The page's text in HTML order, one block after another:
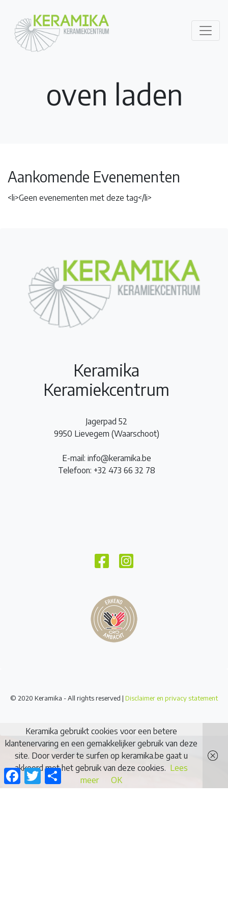
oven laden
Aankomende Evenementen
<li>Geen evenementen met deze tag</li>
Keramika
Keramiekcentrum
Jagerpad 52
9950 Lievegem (Waarschoot)
E-mail: info@keramika.be
Telefoon: +32 473 66 32 78
© 2020 Keramika - All rights reserved | Disclaimer en privacy statement
FacebookTwitterDelen
Keramika gebruikt cookies voor een betere
klantenervaring en een gemakkelijker gebruik van deze
site. Door verder te surfen op keramika.be gaat u
akkoord met het gebruik van deze cookies. Lees
meer
OK